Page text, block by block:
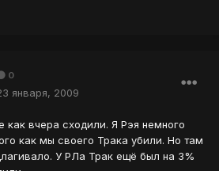
0
января, 2009
как вчера сходили. Я Рэя немного
как мы своего Трака убили. Но там
У РЛа Трак ещё был на 3%